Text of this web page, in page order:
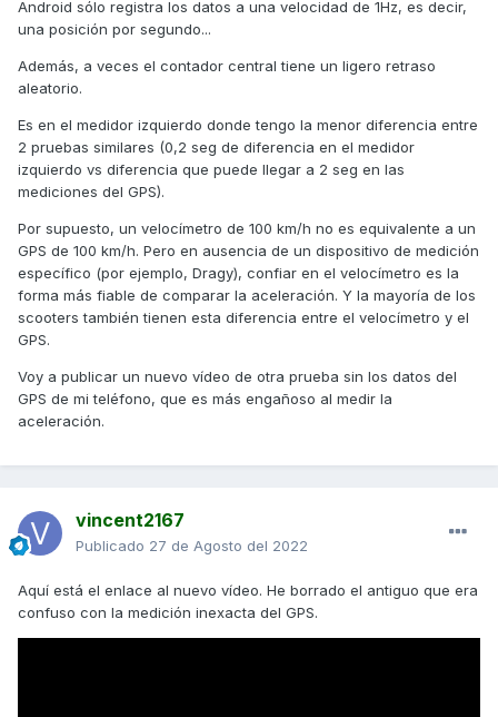
Android sólo registra los datos a una velocidad de 1Hz, es decir,
una posición por segundo...
Además, a veces el contador central tiene un ligero retraso
aleatorio.
Es en el medidor izquierdo donde tengo la menor diferencia entre
2 pruebas similares (0,2 seg de diferencia en el medidor
izquierdo vs diferencia que puede llegar a 2 seg en las
mediciones del GPS).
Por supuesto, un velocímetro de 100 km/h no es equivalente a un
GPS de 100 km/h. Pero en ausencia de un dispositivo de medición
específico (por ejemplo, Dragy), confiar en el velocímetro es la
forma más fiable de comparar la aceleración. Y la mayoría de los
scooters también tienen esta diferencia entre el velocímetro y el
GPS.
Voy a publicar un nuevo vídeo de otra prueba sin los datos del
GPS de mi teléfono, que es más engañoso al medir la
aceleración.
vincent2167
Publicado 27 de Agosto del 2022
Aquí está el enlace al nuevo vídeo. He borrado el antiguo que era
confuso con la medición inexacta del GPS.